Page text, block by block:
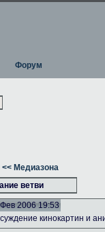
Форум
<< Медиазона
ветви
2006 19:53
кинокартин и